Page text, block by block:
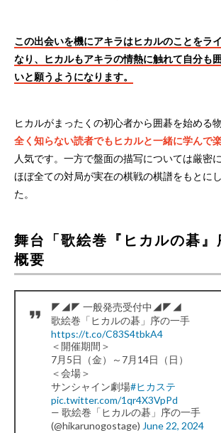
この出会いを機にアキラはヒカルのことをラ
なり、ヒカルもアキラの情熱に触れて自分も
いと願うようになります。
ヒカルがまったくの初心者から囲碁を始める物
全く知らない読者でもヒカルと一緒に学んで
人気です。一方で盤面の描写については厳密
ほぼ全ての対局が実在の棋戦の棋譜をもとに
た。
舞台「歌絵巻『ヒカルの碁』
概要
◤◢◤ 一般発売受付中◢◤◢
歌絵巻「ヒカルの碁」序の一手
https://t.co/C83S4tbkA4
＜開催期間＞
7月5日（金）～7月14日（日）
＜会場＞
サンシャイン劇場#ヒカステ
pic.twitter.com/1qr4X3VpPd
— 歌絵巻「ヒカルの碁」序の一手
(@hikarunogostage) June 22, 2024